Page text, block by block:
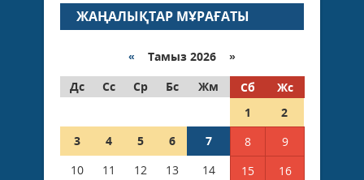
ЖАҢАЛЫҚТАР МҰРАҒАТЫ
« Тамыз 2026 »
Дс
Сс Ср Бс Жм Сб
Жс
1
2
3
4 5 6 7 8
9
10
11 12 13 14 15
16